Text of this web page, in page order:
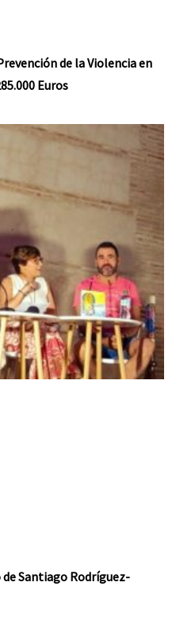
de la Violencia en
Euros
Santiago Rodríguez-